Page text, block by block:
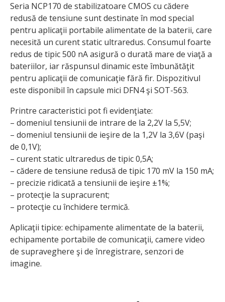
Seria NCP170 de stabilizatoare CMOS cu cădere
redusă de tensiune sunt destinate în mod special
pentru aplicaţii portabile alimentate de la baterii, care
necesită un curent static ultraredus. Consumul foarte
redus de tipic 500 nA asigură o durată mare de viaţă a
bateriilor, iar răspunsul dinamic este îmbunătăţit
pentru aplicaţii de comunicaţie fără fir. Dispozitivul
este disponibil în capsule mici DFN4 şi SOT-563.
Printre caracteristici pot fi evidenţiate:
– domeniul tensiunii de intrare de la 2,2V la 5,5V;
– domeniul tensiunii de ieşire de la 1,2V la 3,6V (paşi
de 0,1V);
– curent static ultraredus de tipic 0,5A;
– cădere de tensiune redusă de tipic 170 mV la 150 mA;
– precizie ridicată a tensiunii de ieşire ±1%;
– protecţie la supracurent;
– protecţie cu închidere termică.
Aplicaţii tipice: echipamente alimentate de la baterii,
echipamente portabile de comunicaţii, camere video
de supraveghere şi de înregistrare, senzori de
imagine.